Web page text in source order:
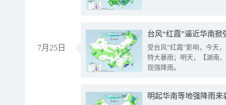
7月25日
台风“红霞”逼近华南
受台风“红霞”影响，今天
特大暴雨；明天，【湖南
现强降雨。
明起华南等地强降雨